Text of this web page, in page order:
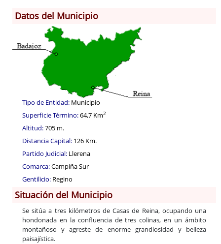
Información General
Historia
Monumentos
Gastronomía
Archivo Municipal
Corporación
Correo-e gratis
Códigos para FACe
Datos del Municipio
Tipo de Entidad: Municipio
Superficie Término:64,7 Km2
Altitud:705 m.
Distancia Capital: 126 Km.
Partido Judicial: Llerena
Comarca:Campiña Sur
Gentilicio: Regino
Situación del Municipio
Se sitúa a tres kilómetros de Casas de Reina, ocupando una
hondonada en la confluencia de tres colinas, en un ámbito
montañoso y agreste de enorme grandiosidad y belleza
paisajística.